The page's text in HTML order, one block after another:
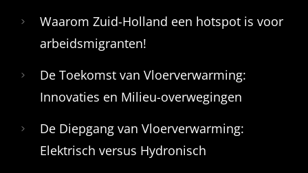
Waarom Zuid-Holland een hotspot is voor
arbeidsmigranten!
De Toekomst van Vloerverwarming:
Innovaties en Milieu-overwegingen
De Diepgang van Vloerverwarming:
Elektrisch versus Hydronisch